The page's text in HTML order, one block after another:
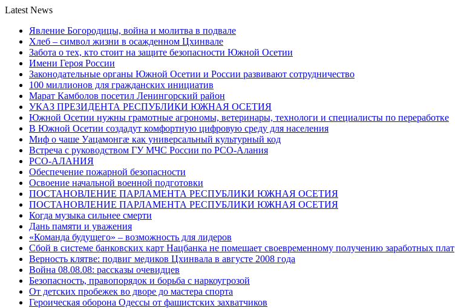
Latest News
Явление Богородицы, война и молитва в подвале
Хлеб – символ жизни в осажденном Цхинвале
Забота о тех, кто стоит на защите безопасности Южной Осетии
Имени Героя России
Законодательные органы Южной Осетии и России развивают сотрудничество
100 миллионов для гражданских инициатив
Марат Камболов посетил Ленингорский район
УКАЗ ПРЕЗИДЕНТА РЕСПУБЛИКИ ЮЖНАЯ ОСЕТИЯ
Южной Осетии нужны грамотные агрономы, ветеринары, технологи и специалисты по переработке
В Южной Осетии создадут комфортную цифровую среду для населения
Миф о чаше Уацамонгæ как универсальный культурный код
Встреча с руководством ГУ МЧС России по РСО-Алания
РСО-АЛАНИЯ
Обеспечение пожарной безопасности
Освоение начальной военной подготовки
ПОСТАНОВЛЕНИЕ ПАРЛАМЕНТА РЕСПУБЛИКИ ЮЖНАЯ ОСЕТИЯ
ПОСТАНОВЛЕНИЕ ПАРЛАМЕНТА РЕСПУБЛИКИ ЮЖНАЯ ОСЕТИЯ
Когда музыка сильнее смерти
Дань памяти и уважения
«Команда будущего» – возможность для лидеров
Сбой в системе банковских карт Нацбанка не помешает своевременному получению заработных плат
Верность клятве: подвиг медиков Цхинвала в августе 2008 года
Война 08.08.08: рассказы очевидцев
Безопасность, правопорядок и борьба с наркоугрозой
От детских пробежек во дворе до мастера спорта
Героическая оборона Одессы от фашистских захватчиков